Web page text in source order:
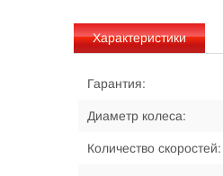
Характеристики
Гарантия:
Диаметр колеса:
Количество скоростей: